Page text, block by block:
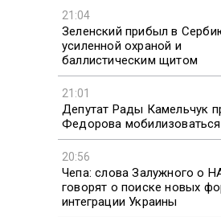
21:04
Зеленский прибыл в
усиленной охраной и
баллистическим щитом
21:01
Депутат Рады Камельчук
Федорова
20:56
Чепа: слова Залужного о
говорят о поиске новых
интеграции Украины